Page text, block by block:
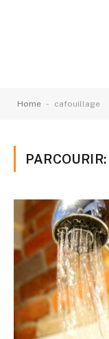
Home - cafouillage
PARCOURIR: